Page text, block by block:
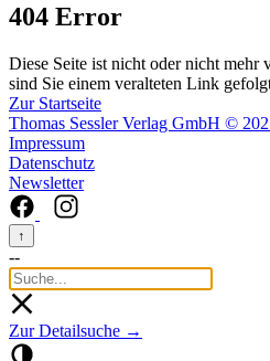
404 Error
Diese Seite ist nicht oder nicht mehr
sind Sie einem veralteten Link
Zur Startseite
Thomas Sessler Verlag GmbH ©
Impressum
Datenschutz
Newsletter
↑
--
Zur Detailsuche →